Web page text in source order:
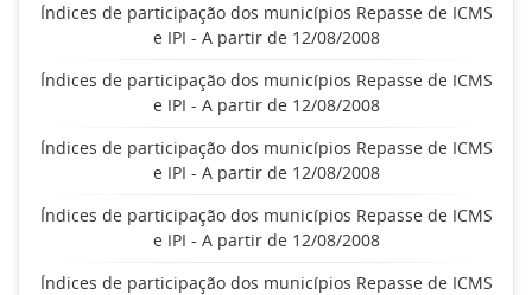
Índices de participação dos municípios Repasse de ICMS
e IPI - A partir de 12/08/2008
Índices de participação dos municípios Repasse de ICMS
e IPI - A partir de 12/08/2008
Índices de participação dos municípios Repasse de ICMS
e IPI - A partir de 12/08/2008
Índices de participação dos municípios Repasse de ICMS
e IPI - A partir de 12/08/2008
Índices de participação dos municípios Repasse de ICMS